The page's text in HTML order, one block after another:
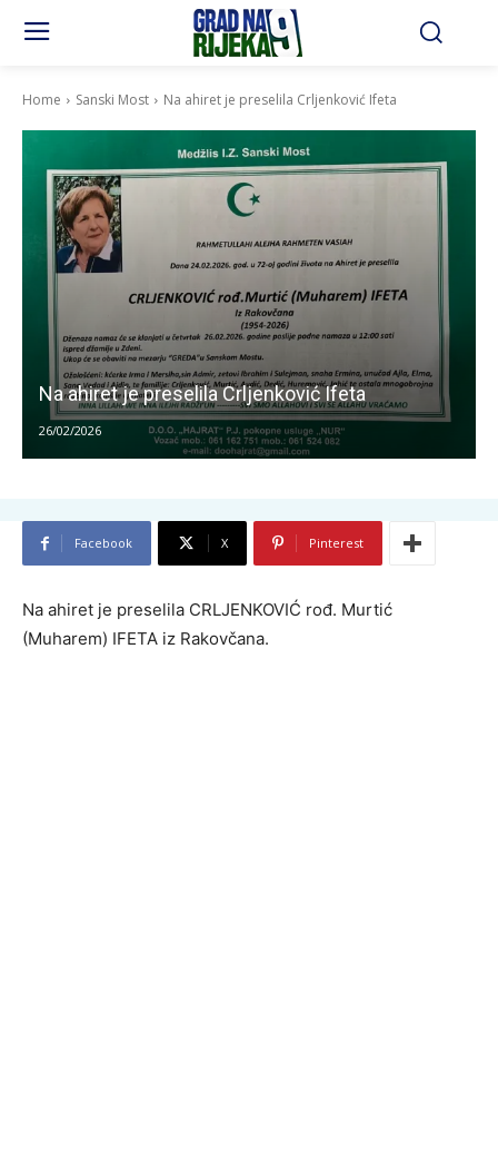
Home Sanski Most Na ahiret je preselila Crljenković Ifeta
Na ahiret je preselila Crljenković Ifeta
26/02/2026
Facebook X Pinterest
Na ahiret je preselila CRLJENKOVIĆ rođ. Murtić
(Muharem) IFETA iz Rakovčana.